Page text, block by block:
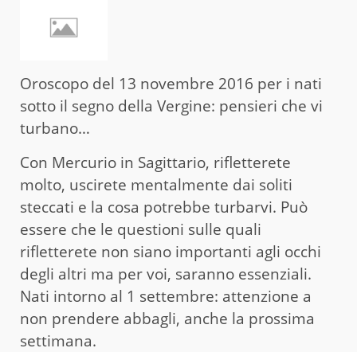
Oroscopo del 13 novembre 2016 per i nati
sotto il segno della Vergine: pensieri che vi
turbano…
Con Mercurio in Sagittario, rifletterete
molto, uscirete mentalmente dai soliti
steccati e la cosa potrebbe turbarvi. Può
essere che le questioni sulle quali
rifletterete non siano importanti agli occhi
degli altri ma per voi, saranno essenziali.
Nati intorno al 1 settembre: attenzione a
non prendere abbagli, anche la prossima
settimana.